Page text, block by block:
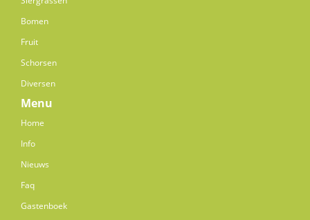
Bomen
Fruit
Schorsen
Diversen
Menu
Home
Info
Nieuws
Faq
Gastenboek